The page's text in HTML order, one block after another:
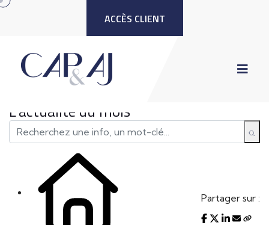
ACCÈS CLIENT
L'actualité du mois
Partager sur :